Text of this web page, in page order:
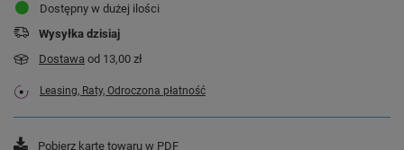
Dostępny w dużej ilości
Wysyłka dzisiaj
Dostawa od 13,00 zł
Leasing, Raty, Odroczona płatność
Pobierz kartę towaru w PDF